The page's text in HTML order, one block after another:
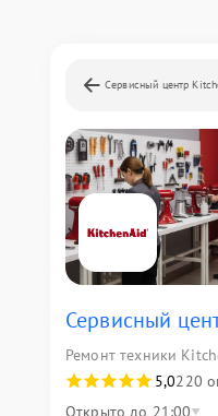
Сервисный центр
Сервисный
Ремонт техники
5,0220